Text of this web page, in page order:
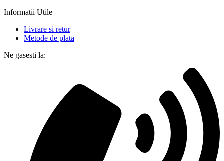
Informatii Utile
Livrare si retur
Metode de plata
Ne gasesti la: